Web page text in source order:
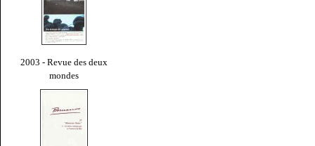
2003 - Revue des deux
mondes